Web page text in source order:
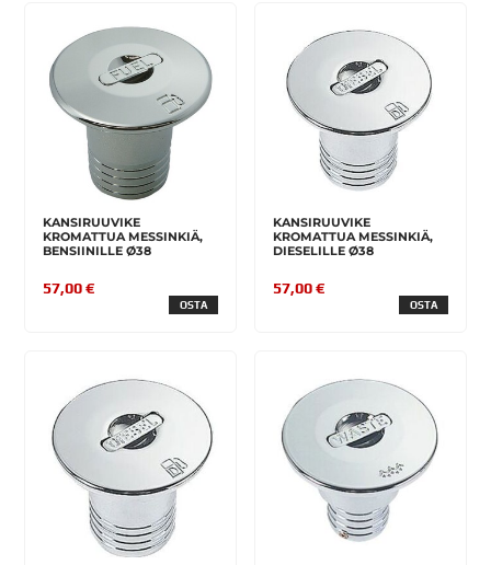
KANSIRUUVIKE
KROMATTUA MESSINKIÄ,
BENSIINILLE Ø38
57,00 €
OSTA
KANSIRUUVIKE
KROMATTUA MESSINKIÄ,
DIESELILLE Ø38
57,00 €
OSTA